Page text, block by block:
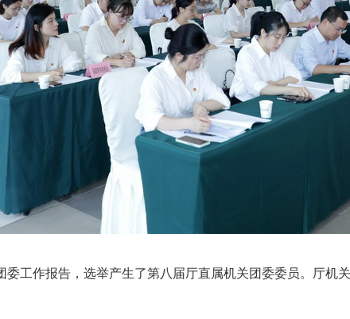
作报告，选举产生了第八届厅直属机关团委委员。厅机关